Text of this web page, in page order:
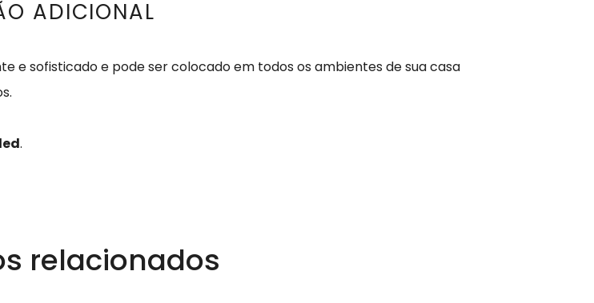
ADICIONAL
e sofisticado e pode ser colocado em todos os ambientes de sua casa
.
relacionados